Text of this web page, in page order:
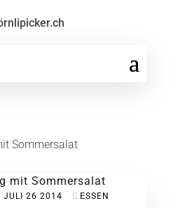
mit Sommersalat
JULI 26 2014
ESSEN